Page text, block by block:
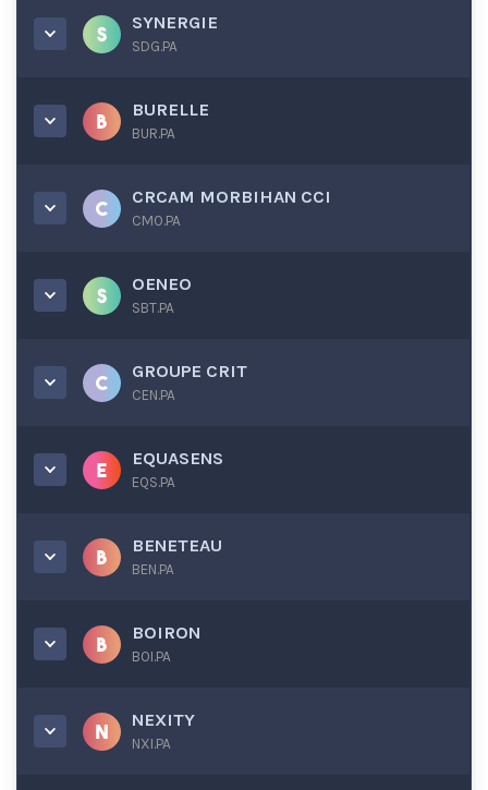
SYNERGIE
SDG.PA
BURELLE
BUR.PA
CRCAM MORBIHAN CCI
CMO.PA
OENEO
SBT.PA
GROUPE CRIT
CEN.PA
EQUASENS
EQS.PA
BENETEAU
BEN.PA
BOIRON
BOI.PA
NEXITY
NXI.PA